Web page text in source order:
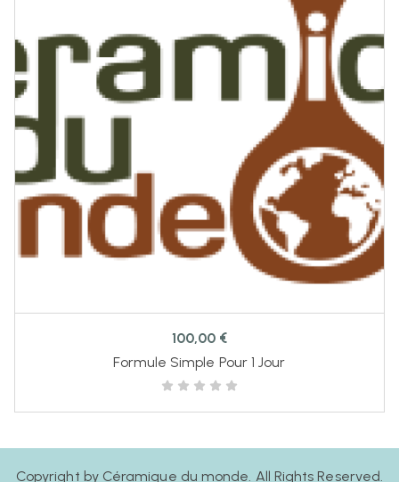
100,00 €
Formule Simple Pour 1 Jour
Copyright by Céramique du monde. All Rights Reserved.